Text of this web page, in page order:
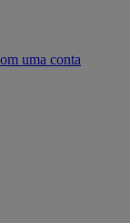
uma conta